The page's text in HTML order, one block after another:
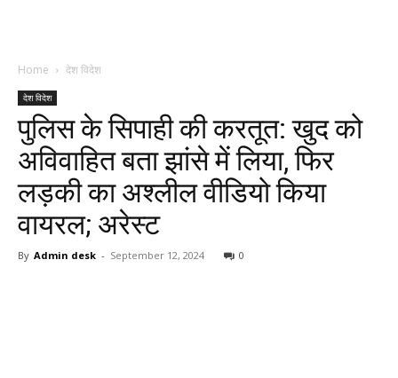
Home देश विदेश
देश विदेश
पुलिस के सिपाही की करतूत: खुद को
अविवाहित बता झांसे में लिया, फिर
लड़की का अश्लील वीडियो किया
वायरल; अरेस्ट
By Admin desk - September 12, 2024 0